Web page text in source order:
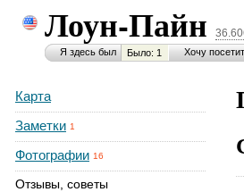
Лоун-Пайн
Я здесь был Было: 1 Хочу
Карта
Заметки 1
Фотографии 16
Отзывы, советы
Button